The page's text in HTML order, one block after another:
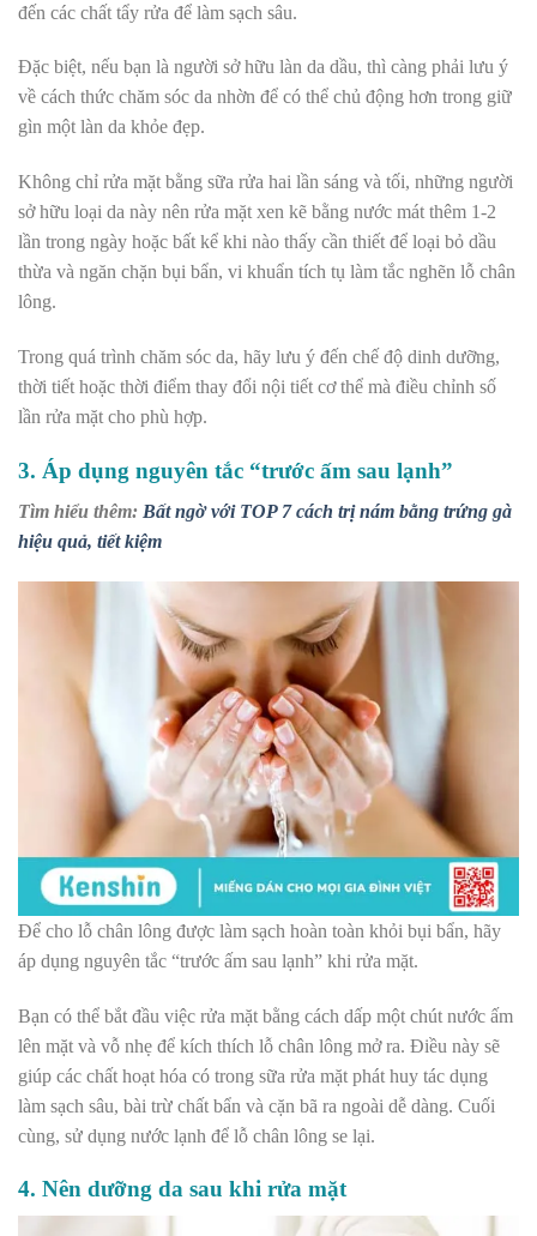
đến các chất tẩy rửa để làm sạch sâu.
Đặc biệt, nếu bạn là người sở hữu làn da dầu, thì càng phải lưu ý
về cách thức chăm sóc da nhờn để có thể chủ động hơn trong giữ
gìn một làn da khỏe đẹp.
Không chỉ rửa mặt bằng sữa rửa hai lần sáng và tối, những người
sở hữu loại da này nên rửa mặt xen kẽ bằng nước mát thêm 1-2
lần trong ngày hoặc bất kể khi nào thấy cần thiết để loại bỏ dầu
thừa và ngăn chặn bụi bẩn, vi khuẩn tích tụ làm tắc nghẽn lỗ chân
lông.
Trong quá trình chăm sóc da, hãy lưu ý đến chế độ dinh dưỡng,
thời tiết hoặc thời điểm thay đổi nội tiết cơ thể mà điều chỉnh số
lần rửa mặt cho phù hợp.
3. Áp dụng nguyên tắc “trước ấm sau lạnh”
Tìm hiểu thêm: Bất ngờ với TOP 7 cách trị nám bằng trứng gà
hiệu quả, tiết kiệm
Để cho lỗ chân lông được làm sạch hoàn toàn khỏi bụi bẩn, hãy
áp dụng nguyên tắc “trước ấm sau lạnh” khi rửa mặt.
Bạn có thể bắt đầu việc rửa mặt bằng cách dấp một chút nước ấm
lên mặt và vỗ nhẹ để kích thích lỗ chân lông mở ra. Điều này sẽ
giúp các chất hoạt hóa có trong sữa rửa mặt phát huy tác dụng
làm sạch sâu, bài trừ chất bẩn và cặn bã ra ngoài dễ dàng. Cuối
cùng, sử dụng nước lạnh để lỗ chân lông se lại.
4. Nên dưỡng da sau khi rửa mặt